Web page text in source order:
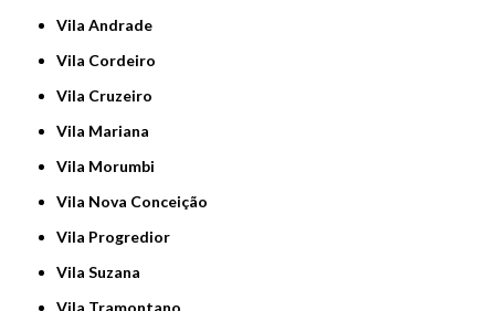
Vila Andrade
Vila Cordeiro
Vila Cruzeiro
Vila Mariana
Vila Morumbi
Vila Nova Conceição
Vila Progredior
Vila Suzana
Vila Tramontano